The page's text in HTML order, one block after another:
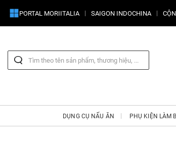
PORTAL MORIITALIA SAIGON INDOCHINA
DỤNG CỤ NẤU ĂN PHỤ KIỆN LÀM